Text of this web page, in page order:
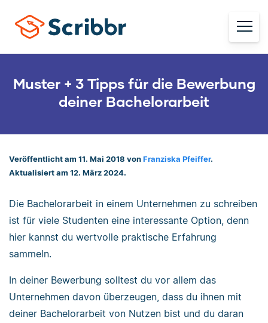
Muster + 3 Tipps für die Bewerbung
deiner Bachelorarbeit
Veröffentlicht am 11. Mai 2018 von Franziska Pfeiffer.
Aktualisiert am 12. März 2024.
Die Bachelorarbeit in einem Unternehmen zu schreiben
ist für viele Studenten eine interessante Option, denn
hier kannst du wertvolle praktische Erfahrung
sammeln.
In deiner Bewerbung solltest du vor allem das
Unternehmen davon überzeugen, dass du ihnen mit
deiner Bachelorarbeit von Nutzen bist und du daran